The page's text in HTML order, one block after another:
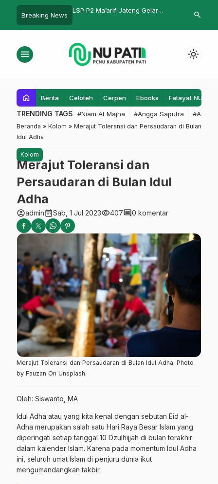
Breaking News
MUK Sesuai
Dosen Inisnu Sebut Menulis
dari Sinta
Kaffarot
search
menu light_mode
home Berita Celoteh Cerpen Ebooks Fatayat NU
TRENDING TAGS #Niam At Majha #Angga Saputra #Admin
Beranda » Kolom » Merajut Toleransi dan Persaudaran di Bulan
Idul Adha
Kolom
Merajut Toleransi dan
Persaudaran di Bulan Idul
Adha
account_circleadmincalendar_monthSab, 1 Jul 2023visibility407comment0 komentar
Merajut Toleransi dan Persaudaran di Bulan Idul Adha. Photo
by Fauzan On Unsplash.
Oleh: Siswanto, MA
Idul Adha atau yang kita kenal dengan sebutan Eid al-
Adha merupakan salah satu Hari Raya Besar Islam yang
diperingati setiap tanggal 10 Dzulhijjah di bulan terakhir
dalam kalender Islam. Karena pada momentum Idul Adha
ini, seluruh umat Islam di penjuru dunia ikut
mengumandangkan takbir.